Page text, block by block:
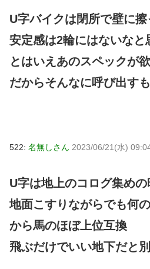
U字バイクは閉所で壁に
安定感は2輪にはないなと
とはいえあのスペックが
だからそんなに呼び出す
522: 名無しさん 2023/06/21(水)
U字は地上のコログ集め
地面こすりながらでも何
から馬のほぼ上位互換
飛ぶだけでいい地下だと